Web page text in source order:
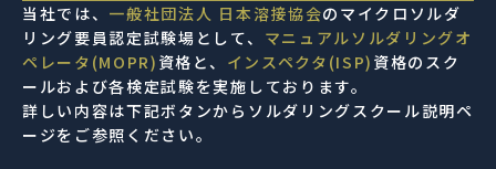
当社では、 一般社団法人 日本溶接協会のマイクロソルダ
リング要員認定試験場として、 マニュアルソルダリングオ
ペレータ(MOPR) 資格と、 インスペクタ(ISP) 資格のスク
ールおよび各検定試験を実施しております。
詳しい内容は下記ボタンからソルダリングスクール説明ペ
ージをご参照ください。